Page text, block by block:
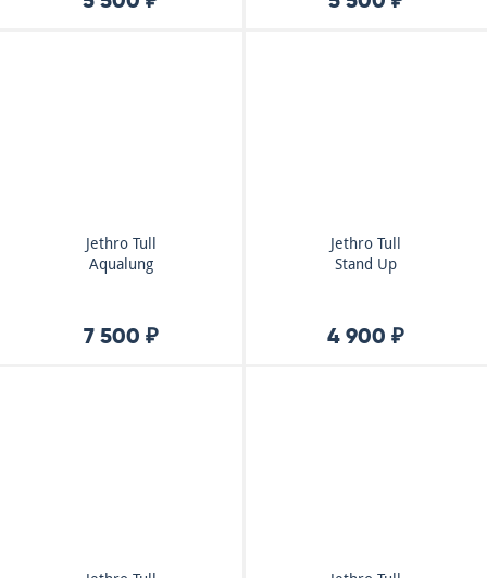
Jethro Tull
Aqualung
7 500 ₽
Jethro Tull
Stand Up
4 900 ₽